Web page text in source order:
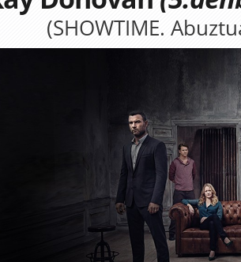
(SHOWTIME.